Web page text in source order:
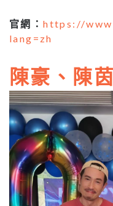
官網：https://
lang=zh
陳豪、陳